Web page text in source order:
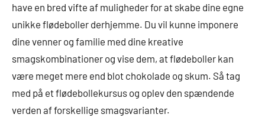
have en bred vifte af muligheder for at skabe dine egne
unikke flødeboller derhjemme. Du vil kunne imponere
dine venner og familie med dine kreative
smagskombinationer og vise dem, at flødeboller kan
være meget mere end blot chokolade og skum. Så tag
med på et flødebollekursus og oplev den spændende
verden af forskellige smagsvarianter.